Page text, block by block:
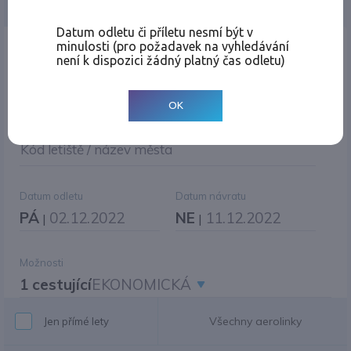
Místo odletu
Kód letiště / název města
Datum odletu
PÁ | 02.12.2022
Datum návratu
NE | 11.12.2022
Možnosti
1 cestujícíEKONOMICKÁ
Jen přímé lety Všechny aerolinky
Datum odletu či příletu nesmí být v
minulosti (pro požadavek na vyhledávání
není k dispozici žádný platný čas odletu)
OK